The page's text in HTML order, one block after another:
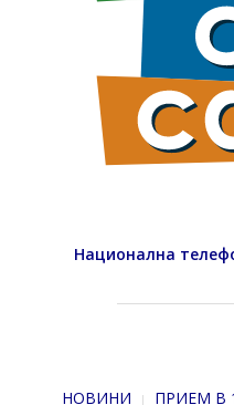
Национална
НОВИНИ ПРИЕМ В